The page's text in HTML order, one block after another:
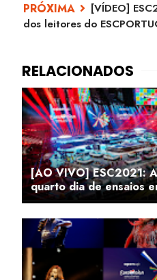
[VÍDEO]
dos leitores do
[AO VIVO] ESC2021:
quarto dia de ensaios